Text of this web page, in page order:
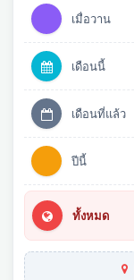
เมื่อวาน
เดือนนี้
เดือนที่แล้ว
ปีนี้
ทั้งหมด